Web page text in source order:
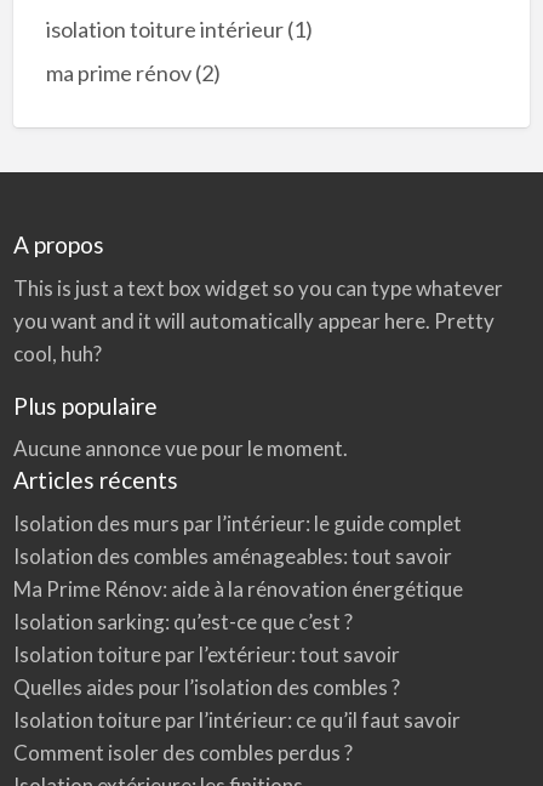
isolation toiture intérieur(1)
ma prime rénov(2)
A propos
This is just a text box widget so you can type whatever
you want and it will automatically appear here. Pretty
cool, huh?
Plus populaire
Aucune annonce vue pour le moment.
Articles récents
Isolation des murs par l’intérieur: le guide complet
Isolation des combles aménageables: tout savoir
Ma Prime Rénov: aide à la rénovation énergétique
Isolation sarking: qu’est-ce que c’est ?
Isolation toiture par l’extérieur: tout savoir
Quelles aides pour l’isolation des combles ?
Isolation toiture par l’intérieur: ce qu’il faut savoir
Comment isoler des combles perdus ?